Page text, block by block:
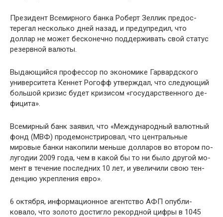
Президент Всемирного банка Роберт Зеллик предос­
терегал несколько дней назад, и предупредил, что
доллар не может бесконечно поддерживать свой статус
резерв­ной валюты.
Выдающийся профессор по экономике Гарвардского
университета Кеннет Рогофф утверждал, что следующий
большой кризис будет кризисом «государственного де­
фицита».
Всемирный банк заявил, что «Международный валют­ный
фонд (МВФ) продемонстрировал, что центральные
мировые банки накопили меньше долларов во втором по­
лугодии 2009 года, чем в какой бы то ни было другой мо­
мент в течение последних 10 лет, и увеличили свою тен­
денцию укрепления евро».
6 октября, информационное агентство АФП опубли­
ковало, что золото достигло рекордной цифры в 1045